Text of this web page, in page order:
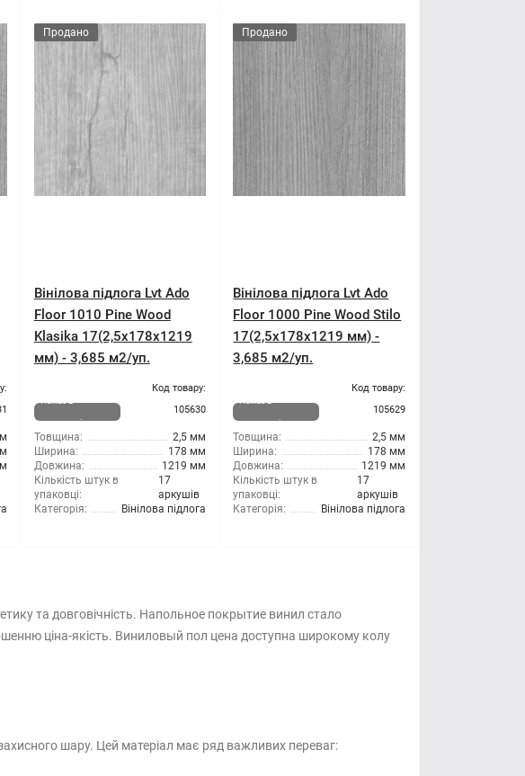
Продано
Вінілова підлога Lvt Ado
Floor 1010 Pine Wood
Klasika 17(2,5x178x1219
мм) - 3,685 м2/уп.
Немає в
наявності
Код товару:
105630
Товщина:
2,5 мм
Ширина:
178 мм
Довжина:
1219 мм
Кількість штук в
упаковці:
17
аркушів
Категорія:
Вінілова підлога
Продано
Вінілова підлога Lvt Ado
Floor 1000 Pine Wood Stilo
17(2,5x178x1219 мм) -
3,685 м2/уп.
Немає в
наявності
Код товару:
105629
Товщина:
2,5 мм
Ширина:
178 мм
Довжина:
1219 мм
Кількість штук в
упаковці:
17
аркушів
Категорія:
Вінілова підлога
та довговічність. Напольное покрытие винил стало
ціна-якість. Виниловый пол цена доступна широкому колу
шару. Цей матеріал має ряд важливих переваг: